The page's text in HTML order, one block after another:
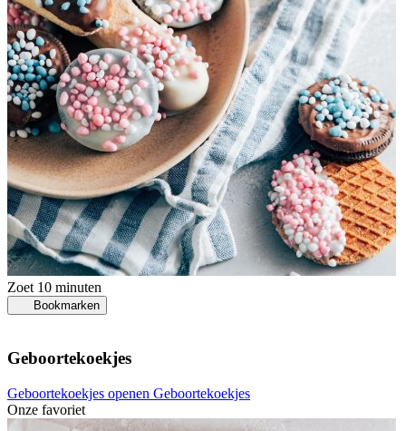
Zoet 10 minuten
Bookmarken
Geboortekoekjes
Geboortekoekjes openen Geboortekoekjes
Onze favoriet